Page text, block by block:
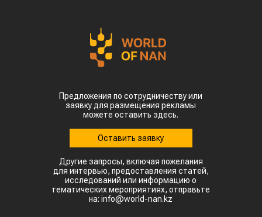
Предложения по сотрудничеству или
заявку для размещения рекламы
можете оставить здесь.
Оставить заявку
Другие запросы, включая пожелания
для интервью, предоставления статей,
исследований или информацию о
тематических мероприятиях, отправьте
на: info@world-nan.kz